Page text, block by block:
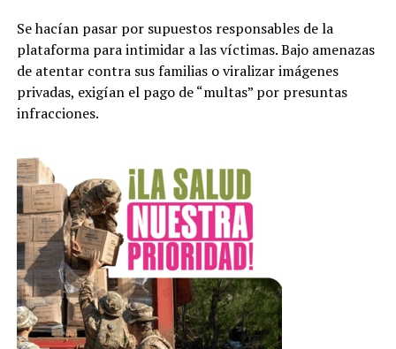
Se hacían pasar por supuestos responsables de la
plataforma para intimidar a las víctimas. Bajo amenazas
de atentar contra sus familias o viralizar imágenes
privadas, exigían el pago de “multas” por presuntas
infracciones.